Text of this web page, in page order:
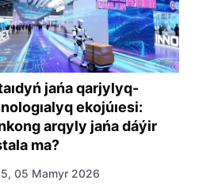
jańa qarjylyq-
ekojúıesi:
arqyly jańa dáýir
ma?
05 Mamyr 2026